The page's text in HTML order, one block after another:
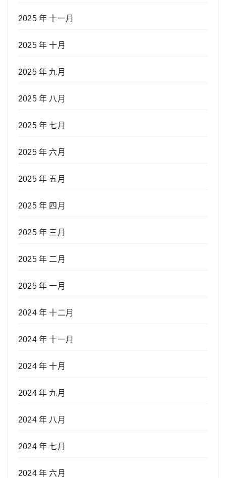
2025 年 十一月
2025 年 十月
2025 年 九月
2025 年 八月
2025 年 七月
2025 年 六月
2025 年 五月
2025 年 四月
2025 年 三月
2025 年 二月
2025 年 一月
2024 年 十二月
2024 年 十一月
2024 年 十月
2024 年 九月
2024 年 八月
2024 年 七月
2024 年 六月